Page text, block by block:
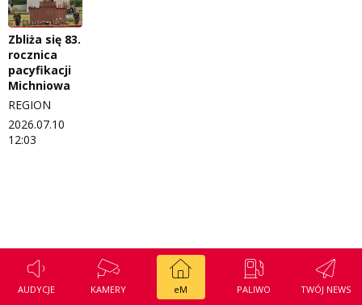
W starych Kielcach
Wszystko w temacie
AUDYCJE KAMERY eM PALIWO TWÓJ NEWS
Zbliża się 83.
rocznica
pacyfikacji
Michniowa
REGION
2026.07.10
12:03